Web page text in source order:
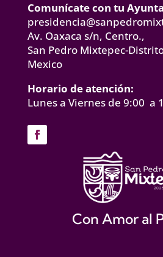
Comunícate con tu
Av. Oaxaca s/n, Centro.,
San Pedro Mixtepec-
Mexico
Horario de atención:
Lunes a Viernes de 9:00 a
Con Amor al